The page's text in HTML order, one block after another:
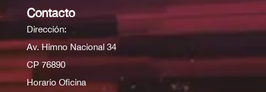
Contacto
Dirección:
Av. Himno Nacional 34
CP 76890
Horario Oficina